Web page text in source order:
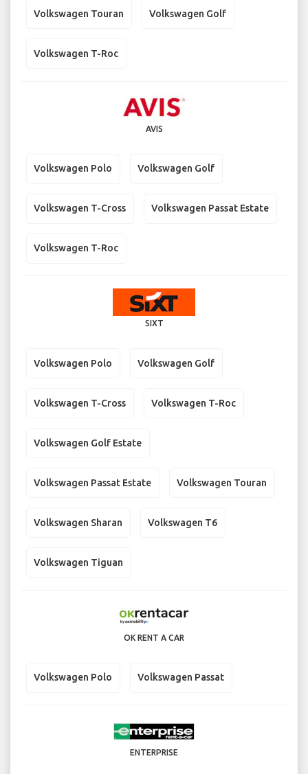
Volkswagen Touran Volkswagen Golf
Volkswagen T-Roc
AVIS
Volkswagen Polo Volkswagen Golf
Volkswagen T-Cross Volkswagen Passat Estate
Volkswagen T-Roc
SIXT
Volkswagen Polo Volkswagen Golf
Volkswagen T-Cross Volkswagen T-Roc
Volkswagen Golf Estate
Volkswagen Passat Estate Volkswagen Touran
Volkswagen Sharan Volkswagen T6
Volkswagen Tiguan
OK RENT A CAR
Volkswagen Polo Volkswagen Passat
ENTERPRISE